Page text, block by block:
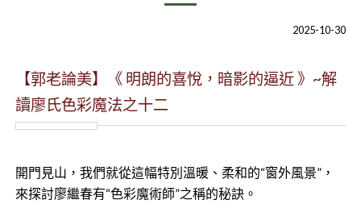
2025-10-30
【郭老論美】《 明朗的喜悅，暗影的逼近 》~解
讀廖氏色彩魔法之十二
開門見山，我們就從這幅特別溫暖、柔和的“窗外風景”，
來探討廖繼春有“色彩魔術師”之稱的秘訣。